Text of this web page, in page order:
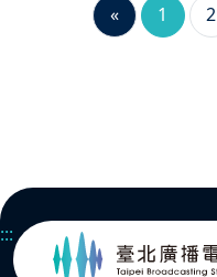
« 1 2
:::